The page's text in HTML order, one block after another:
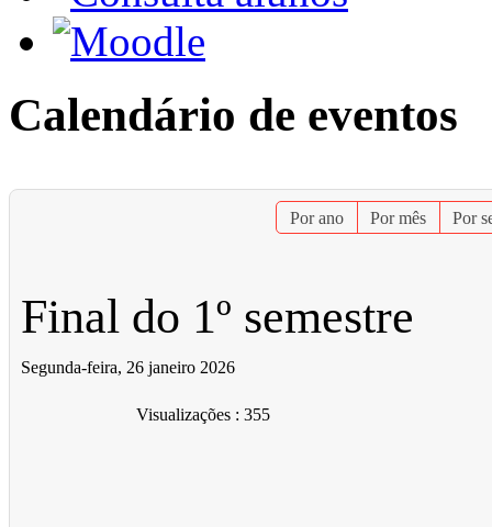
Calendário de eventos
Por ano Por mês Por
Final do 1º semestre
Segunda-feira, 26 janeiro 2026
Visualizações: 355